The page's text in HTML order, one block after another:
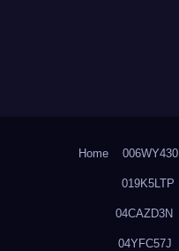
Home 006WY430
019K5LTP
04CAZD3N
04YFC57J